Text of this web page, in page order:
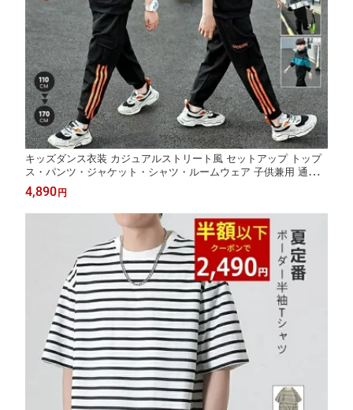
キッズダンス衣装 カジュアルストリート風 セットアップ トップ
ス・パンツ・ジャケット・シャツ・ルームウェア 子供兼用 通学
にも最適 動きやすくおしゃれ ダンスレッスンから日常外出まで
幅広く使える便利な多機能キッズ衣装
4,890 円